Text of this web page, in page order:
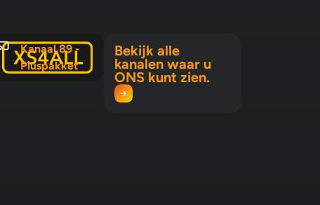
Kanaal 89 -
Pluspakket
Bekijk alle
kanalen waar u
ONS kunt zien.